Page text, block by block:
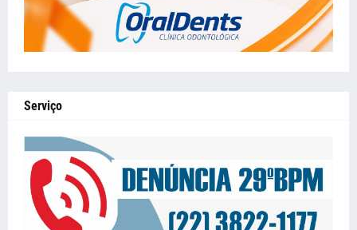
Serviço